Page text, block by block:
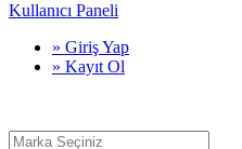
Kullanıcı Paneli
» Giriş Yap
» Kayıt Ol